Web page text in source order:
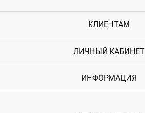
КЛИЕНТАМ
Контакты
Возврат
Гарантия
ЛИЧНЫЙ КАБИНЕТ
Войти
ИНФОРМАЦИЯ